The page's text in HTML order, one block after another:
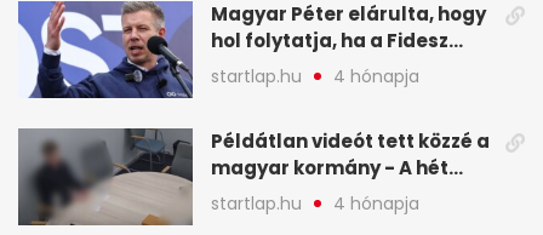
Magyar Péter elárulta, hogy
hol folytatja, ha a Fidesz
nyeri a választást - A hét
legfontosabb hírei
startlap.hu 4 hónapja
Példátlan videót tett közzé a
magyar kormány - A hét
legfontosabb hírei
képekben
startlap.hu 4 hónapja